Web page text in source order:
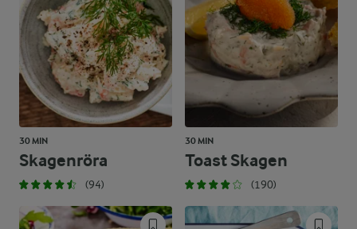
30 MIN
Skagenröra
(94)
30 MIN
Toast Skagen
(190)